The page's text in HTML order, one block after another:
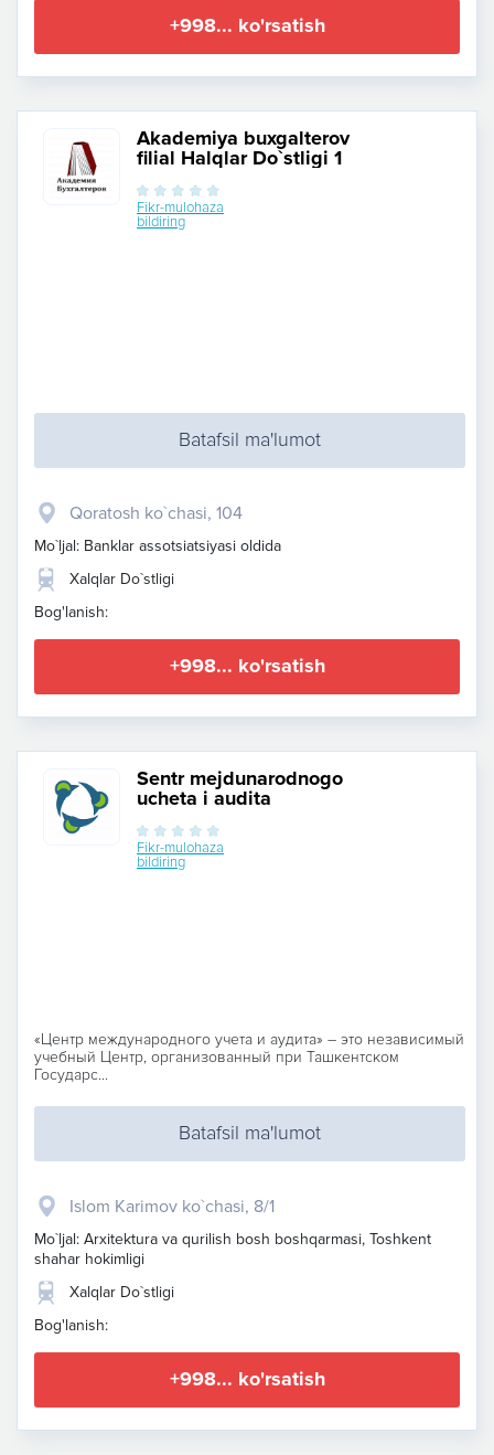
+998... ko'rsatish
Akademiya buxgalterov
filial Halqlar Do`stligi 1
Fikr-mulohaza
bildiring
Batafsil ma'lumot
Qoratosh ko`chasi, 104
Mo`ljal: Banklar assotsiatsiyasi oldida
Xalqlar Do`stligi
Bog'lanish:
+998... ko'rsatish
Sentr mejdunarodnogo
ucheta i audita
Fikr-mulohaza
bildiring
«Центр международного учета и аудита» – это независимый
учебный Центр, организованный при Ташкентском
Государс...
Batafsil ma'lumot
Islom Karimov ko`chasi, 8/1
Mo`ljal: Arxitektura va qurilish bosh boshqarmasi, Toshkent
shahar hokimligi
Xalqlar Do`stligi
Bog'lanish:
+998... ko'rsatish